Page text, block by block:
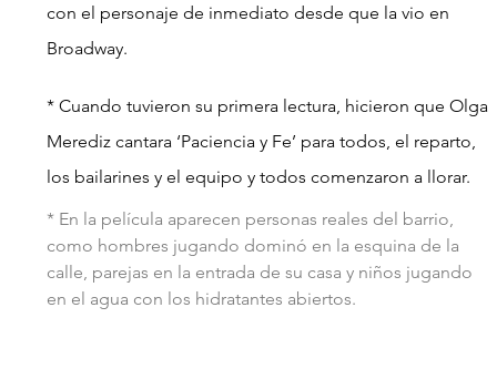
con el personaje de inmediato desde que la vio en
Broadway.
* Cuando tuvieron su primera lectura, hicieron que Olga
Merediz cantara ‘Paciencia y Fe’ para todos, el reparto,
los bailarines y el equipo y todos comenzaron a llorar.
* En la película aparecen personas reales del barrio,
como hombres jugando dominó en la esquina de la
calle, parejas en la entrada de su casa y niños jugando
en el agua con los hidratantes abiertos.